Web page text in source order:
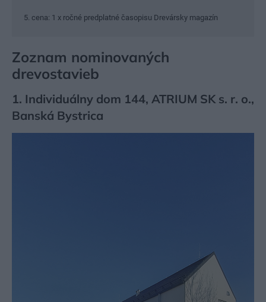
5. cena: 1 x ročné predplatné časopisu Drevársky magazín
Zoznam nominovaných
drevostavieb
1. Individuálny dom 144, ATRIUM SK s. r. o.,
Banská Bystrica